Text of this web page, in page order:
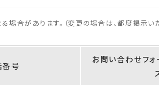
合があります。（変更の場合は、都度掲示いた
番号
お問い合わせフォ